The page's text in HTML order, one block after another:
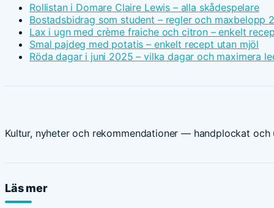
Rollistan i Domare Claire Lewis – alla skådespelare
Bostadsbidrag som student – regler och maxbelopp
Lax i ugn med crème fraiche och citron – enkelt
Smal pajdeg med potatis – enkelt recept utan mjöl
Röda dagar i juni 2025 – vilka dagar och maximera
Kultur, nyheter och rekommendationer — handplockat
Läs mer